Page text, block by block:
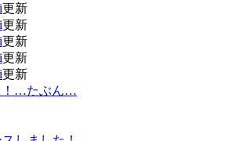
更新
更新
更新
更新
更新
！…たぶん…